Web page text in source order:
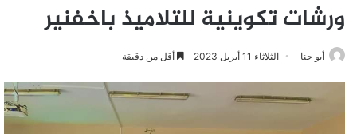
ورشات تكوينية للتلاميذ باخفنير
أبو جنا الثلاثاء 11 أبريل 2023 أقل من دقيقة